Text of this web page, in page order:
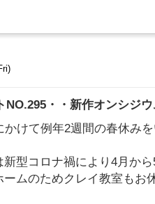
NO.295・・新作オンシジ
かけて例年2週間の春休み
新型コロナ禍により4月か
ームのためクレイ教室もお